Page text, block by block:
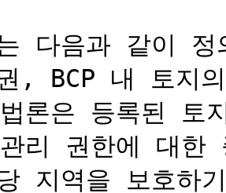
다음과 같이
, BCP 내 토지
론은 등록된 토
리 권한에 대한
지역을 보호하